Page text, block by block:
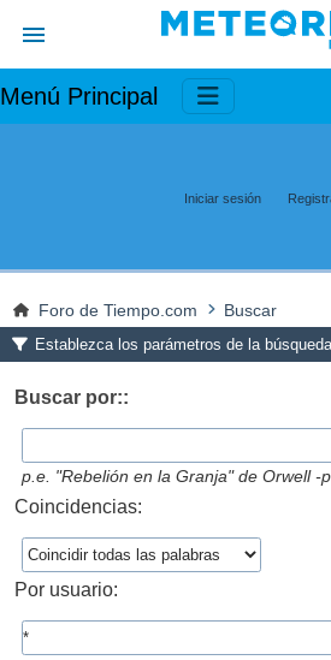
Menú Principal
Iniciar sesión
Foro de Tiempo.com Buscar
Establezca los parámetros de la búsqueda
Buscar por::
p.e. "Rebelión en la Granja" de Orwell -
Coincidencias:
Por usuario: